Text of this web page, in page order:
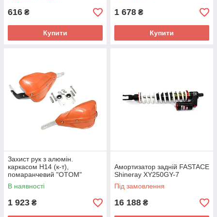
616 ₴
Купити
1 678 ₴
Купити
Захист рук з алюмін.
каркасом H14 (к-т),
помаранчевий "OTOM"
В наявності
1 923 ₴
Амортизатор задній FASTACE
Shineray XY250GY-7
Під замовлення
16 188 ₴